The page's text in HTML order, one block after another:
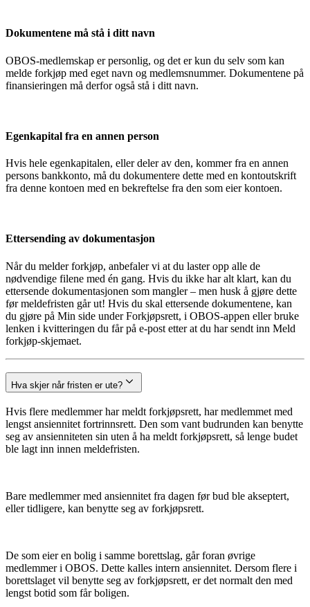
Dokumentene må stå i ditt navn
OBOS-medlemskap er personlig, og det er kun du selv som kan
melde forkjøp med eget navn og medlemsnummer. Dokumentene på
finansieringen må derfor også stå i ditt navn.
Egenkapital fra en annen person
Hvis hele egenkapitalen, eller deler av den, kommer fra en annen
persons bankkonto, må du dokumentere dette med en kontoutskrift
fra denne kontoen med en bekreftelse fra den som eier kontoen.
Ettersending av dokumentasjon
Når du melder forkjøp, anbefaler vi at du laster opp alle de
nødvendige filene med én gang. Hvis du ikke har alt klart, kan du
ettersende dokumentasjonen som mangler – men husk å gjøre dette
før meldefristen går ut! Hvis du skal ettersende dokumentene, kan
du gjøre på Min side under Forkjøpsrett, i OBOS-appen eller bruke
lenken i kvitteringen du får på e-post etter at du har sendt inn Meld
forkjøp-skjemaet.
Hva skjer når fristen er ute?
Hvis flere medlemmer har meldt forkjøpsrett, har medlemmet med
lengst ansiennitet fortrinnsrett. Den som vant budrunden kan benytte
seg av ansienniteten sin uten å ha meldt forkjøpsrett, så lenge budet
ble lagt inn innen meldefristen.
Bare medlemmer med ansiennitet fra dagen før bud ble akseptert,
eller tidligere, kan benytte seg av forkjøpsrett.
De som eier en bolig i samme borettslag, går foran øvrige
medlemmer i OBOS. Dette kalles intern ansiennitet. Dersom flere i
borettslaget vil benytte seg av forkjøpsrett, er det normalt den med
lengst botid som får boligen.